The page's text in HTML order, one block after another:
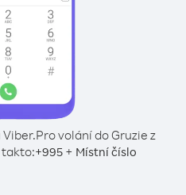
Pro volání do Gruzie z
takto:+995+ Místní číslo